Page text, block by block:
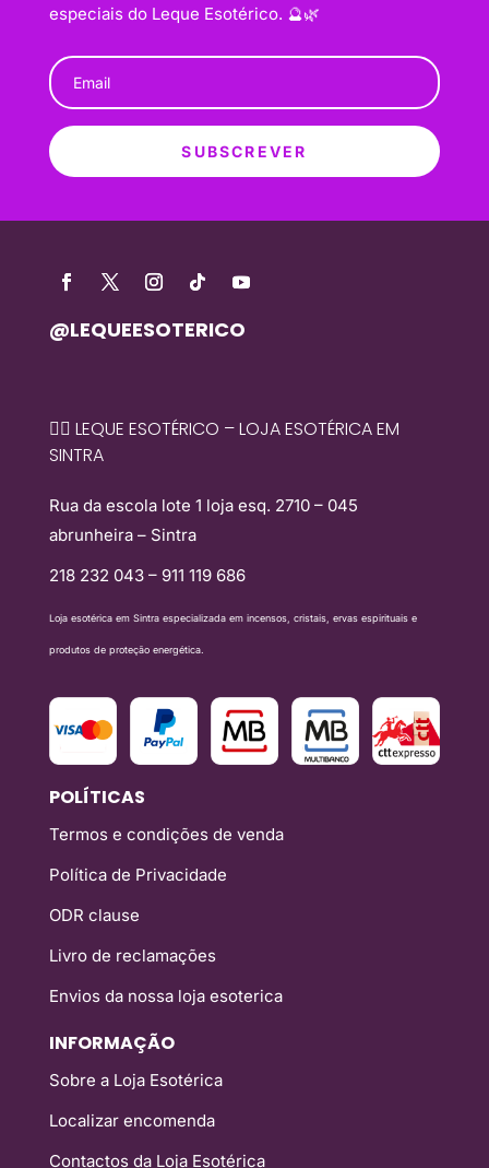
especiais do Leque Esotérico. 🔮🌿
SUBSCREVER
@LEQUEESOTERICO
🧙‍♀️ LEQUE ESOTÉRICO – LOJA ESOTÉRICA EM
SINTRA
Rua da escola lote 1 loja esq. 2710 – 045
abrunheira – Sintra
218 232 043 – 911 119 686
Loja esotérica em Sintra especializada em incensos, cristais, ervas espirituais e
produtos de proteção energética.
POLÍTICAS
Termos e condições de venda
Política de Privacidade
ODR clause
Livro de reclamações
Envios da nossa loja esoterica
INFORMAÇÃO
Sobre a Loja Esotérica
Localizar encomenda
Contactos da Loja Esotérica